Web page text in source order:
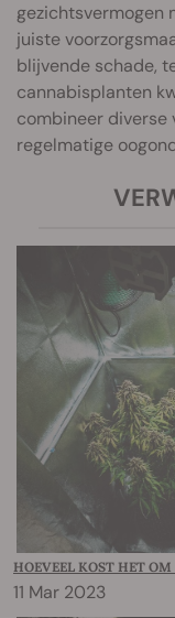
gezichtsvermogen
juiste
blijvende schade,
cannabisplanten
combineer diverse
regelmatige
HOEVEEL KOST HET
11 Mar 2023